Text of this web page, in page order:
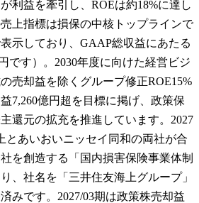
利益を牽引し、ROEは約18%に達し
上指標は損保の中核トップラインで
示しており、GAAP総収益にあたる
です）。2030年度に向けた経営ビジ
売却益を除くグループ修正ROE15%
7,260億円超を目標に掲げ、政策保
還元の拡充を推進しています。2027
とあいおいニッセイ同和の両社が合
を創造する「国内損害保険事業体制
、社名を「三井住友海上グループ」
みです。2027/03期は政策株売却益